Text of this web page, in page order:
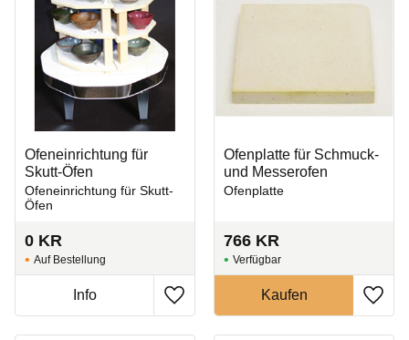
Ofeneinrichtung für
Skutt-Öfen
Ofeneinrichtung für Skutt-
Öfen
0 KR
Zu Favoriten hinzufügen
Auf Bestellung
Ofenplatte für Schmuck-
und Messerofen
Ofenplatte
766 KR
Zu